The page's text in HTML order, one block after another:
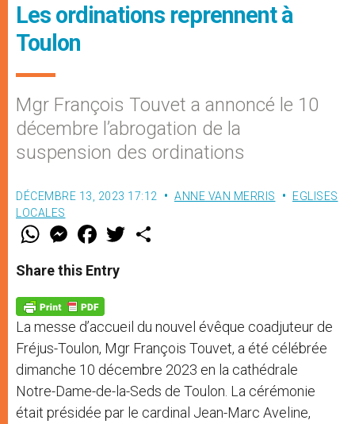
Les ordinations reprennent à
Toulon
Mgr François Touvet a annoncé le 10
décembre l’abrogation de la
suspension des ordinations
DÉCEMBRE 13, 2023 17:12 ANNE VAN MERRIS
EGLISES
LOCALES
W
t
s
p
p
M
e
s
e
g
e
r
F
a
e
b
o
k
w
Share this Entry
La messe d’accueil du nouvel évêque coadjuteur de
Fréjus-Toulon, Mgr François Touvet, a été célébrée
dimanche 10 décembre 2023 en la cathédrale
Notre-Dame-de-la-Seds de Toulon. La cérémonie
était présidée par le cardinal Jean-Marc Aveline,